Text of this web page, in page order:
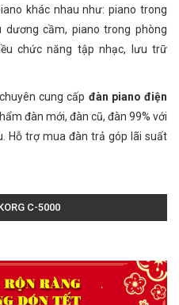
khác nhau như: piano trong
cầm, piano trong phòng
chức năng tập nhạc, lưu trữ
cung cấp đàn piano điện
đàn mới, đàn cũ, đàn 99% với
Hỗ trợ mua đàn trả góp lãi suất
C-5000